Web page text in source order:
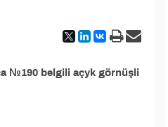
№190 belgili açyk görnüşli